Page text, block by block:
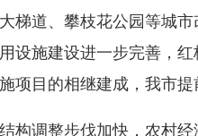
梯道、攀枝花公园等城
设施建设进一步完善，
项目的相继建成，我市
调整步伐加快，农村经